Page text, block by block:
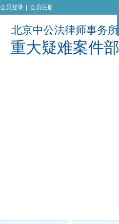
北京中公法律师事务所
重大疑难案件部
会员登录 会员注册